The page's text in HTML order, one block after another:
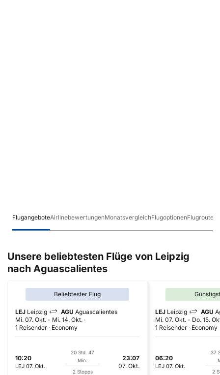
FlugangeboteAirlinebewertungenMonatsvergleichFlugoptionenFlugrouten
Unsere beliebtesten Flüge von Leipzig
nach Aguascalientes
Beliebtester Flug
LEJ Leipzig AGU Aguascalientes
Mi. 07. Okt. - Mi. 14. Okt.
1 Reisender
Economy
10:20
LEJ 07. Okt.
20 Std. 47
Min.
2 Stopps
23:07
07. Okt.
LEJ Leipzig AGU
Mi. 07. Okt. - Do. 15.
1 Reisender
Economy
06:20
LEJ 07. Okt.
37
2